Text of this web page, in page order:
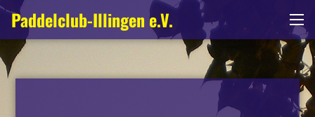
Zum
Inhalt
springen
Paddelclub-Illingen e.V.